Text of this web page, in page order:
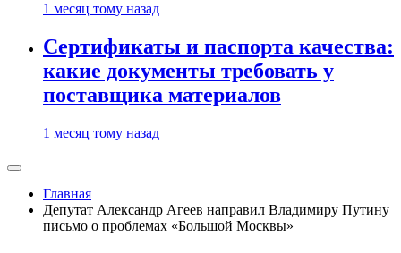
1 месяц тому назад
Сертификаты и паспорта качества:
какие документы требовать у
поставщика материалов
1 месяц тому назад
Главная
Депутат Александр Агеев направил Владимиру Путину
письмо о проблемах «Большой Москвы»